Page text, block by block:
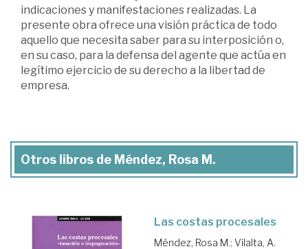
indicaciones y manifestaciones realizadas. La
presente obra ofrece una visión práctica de todo
aquello que necesita saber para su interposición o,
en su caso, para la defensa del agente que actúa en
legítimo ejercicio de su derecho a la libertad de
empresa.
Otros libros de Méndez, Rosa M.
Las costas procesales
Méndez, Rosa M.; Vilalta, A.